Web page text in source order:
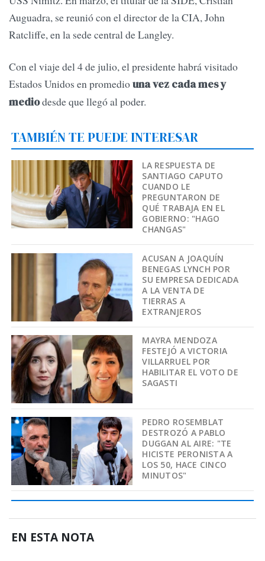
Auguadra, se reunió con el director de la CIA, John
Ratcliffe, en la sede central de Langley.
Con el viaje del 4 de julio, el presidente habrá visitado
Estados Unidos en promediouna vez cada mes y
mediodesde que llegó al poder.
TAMBIÉN TE PUEDE INTERESAR
LA RESPUESTA DE
SANTIAGO CAPUTO
CUANDO LE
PREGUNTARON DE
QUÉ TRABAJA EN EL
GOBIERNO: "HAGO
CHANGAS"
ACUSAN A JOAQUÍN
BENEGAS LYNCH POR
SU EMPRESA DEDICADA
A LA VENTA DE
TIERRAS A
EXTRANJEROS
MAYRA MENDOZA
FESTEJÓ A VICTORIA
VILLARRUEL POR
HABILITAR EL VOTO DE
SAGASTI
PEDRO ROSEMBLAT
DESTROZÓ A PABLO
DUGGAN AL AIRE: "TE
HICISTE PERONISTA A
LOS 50, HACE CINCO
MINUTOS"
EN ESTA NOTA